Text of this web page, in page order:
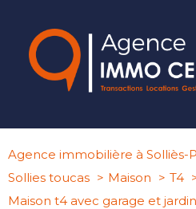
Agence immobilière à Solliès-
Sollies toucas
Maison
T4
Maison t4 avec garage et